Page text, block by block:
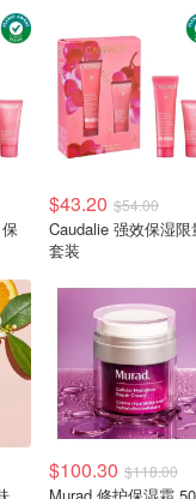
$43.20 $54.00
Caudalie 强效保湿限
套装
$100.30 $118.00